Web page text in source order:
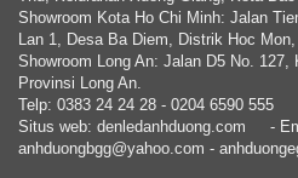
Showroom Kota Ho Chi Minh: Jalan
Lan 1, Desa Ba Diem, Distrik Hoc
Showroom Long An: Jalan D5 No. 127,
Provinsi Long An.
Telp: 0383 24 24 28 - 0204 6590
Situs web: denledanhduong.com
-
anhduongbgg@yahoo.com -